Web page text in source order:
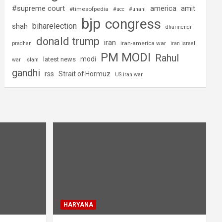
#supreme court
#timesofpedia #ucc #unani america amit
shah biharelection bjp congress dharmendr
pradhan donald trump iran iran-america war iran israel
war islam latest news modi PM MODI Rahul
gandhi
rss Strait of Hormuz US iran war
HARYANA